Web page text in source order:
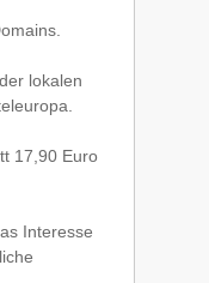
lokalen
17,90 Euro
Interesse